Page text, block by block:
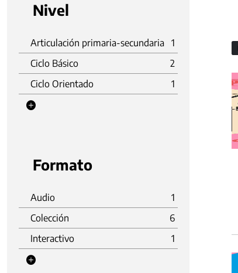
Nivel
Articulación primaria-secundaria 1
Ciclo Básico
2
Ciclo Orientado
1
Formato
Audio
1
Colección
6
Interactivo
1